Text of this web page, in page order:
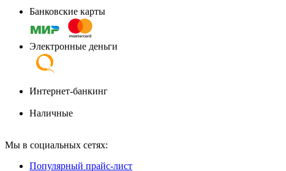
Банковские карты
Электронные деньги
Интернет-банкинг
Наличные
Мы в социальных сетях:
Популярный прайс-лист